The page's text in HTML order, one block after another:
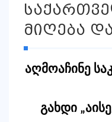
მიღება
აღმოაჩინე
გახდი „